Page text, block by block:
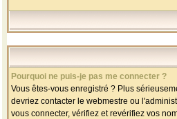
Pourquoi ne puis-je pas me connecter ?
Vous êtes-vous enregistré ? Plus
devriez contacter le webmestre ou
vous connecter, vérifiez et revérifiez vos